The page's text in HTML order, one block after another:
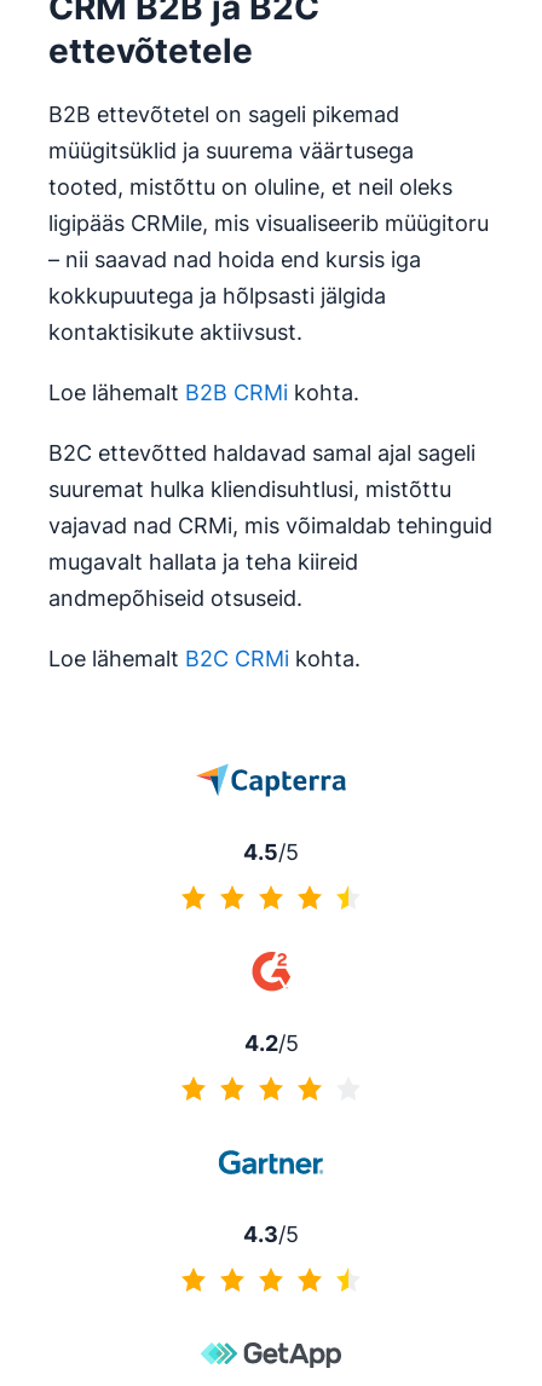
ettevõtetele
B2B ettevõtetel on sageli pikemad
müügitsüklid ja suurema väärtusega
tooted, mistõttu on oluline, et neil oleks
ligipääs CRMile, mis visualiseerib müügitoru
– nii saavad nad hoida end kursis iga
kokkupuutega ja hõlpsasti jälgida
kontaktisikute aktiivsust.
Loe lähemalt B2B CRMi kohta.
B2C ettevõtted haldavad samal ajal sageli
suuremat hulka kliendisuhtlusi, mistõttu
vajavad nad CRMi, mis võimaldab tehinguid
mugavalt hallata ja teha kiireid
andmepõhiseid otsuseid.
Loe lähemalt B2C CRMi kohta.
4.5/5
4.2/5
4.3/5